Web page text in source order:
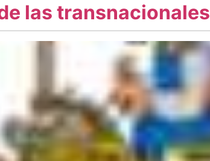
las transnacionales